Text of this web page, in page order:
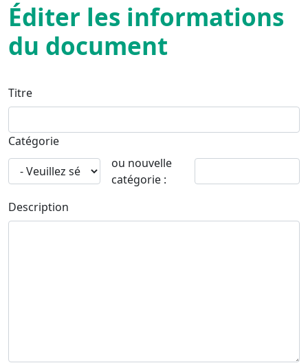
Éditer les informations
du document
Titre
Catégorie
ou nouvelle
catégorie :
Description